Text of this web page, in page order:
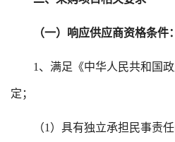
（一）响应供应商资格条件：
1、满足《中华人民共和国
定；
（1）具有独立承担民事责任